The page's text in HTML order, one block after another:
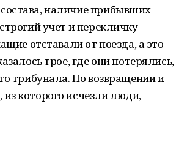
наличие прибывших
учет и перекличку
отставали от поезда, а это
трое, где они потерялись,
трибунала. По возвращении и
которого исчезли люди,